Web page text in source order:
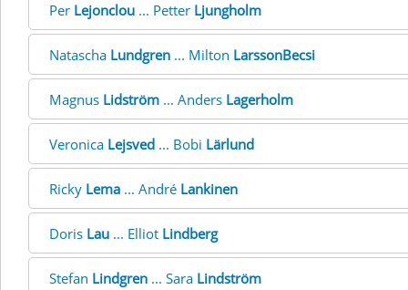
Per Lejonclou ... Petter Ljungholm
Natascha Lundgren ... Milton LarssonBecsi
Magnus Lidström ... Anders Lagerholm
Veronica Lejsved ... Bobi Lärlund
Ricky Lema ... André Lankinen
Doris Lau ... Elliot Lindberg
Stefan Lindgren ... Sara Lindström